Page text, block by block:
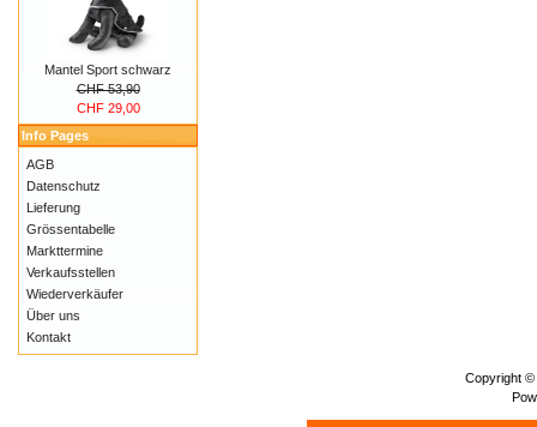
Mantel Sport schwarz
CHF 53,90
CHF 29,00
Info Pages
AGB
Datenschutz
Lieferung
Grössentabelle
Markttermine
Verkaufsstellen
Wiederverkäufer
Über uns
Kontakt
Copyright